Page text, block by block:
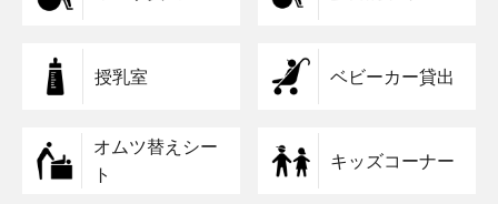
授乳室 ベビーカー貸出
オムツ替えシー
ト
キッズコーナー